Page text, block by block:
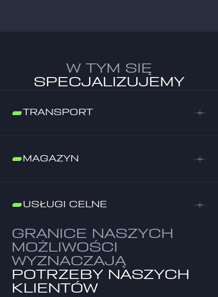
W TYM SIĘ
SPECJALIZUJEMY
TRANSPORT
MAGAZYN
USŁUGI CELNE
GRANICE NASZYCH
MOŻLIWOŚCI
WYZNACZAJĄ
POTRZEBY NASZYCH
KLIENTÓW